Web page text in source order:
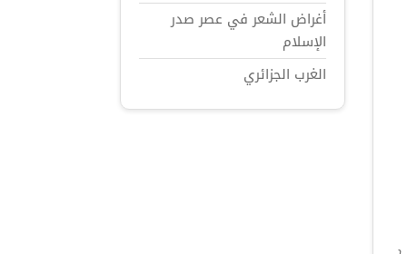
أغراض الشعر في عصر صدر
الإسلام
الغرب الجزائري